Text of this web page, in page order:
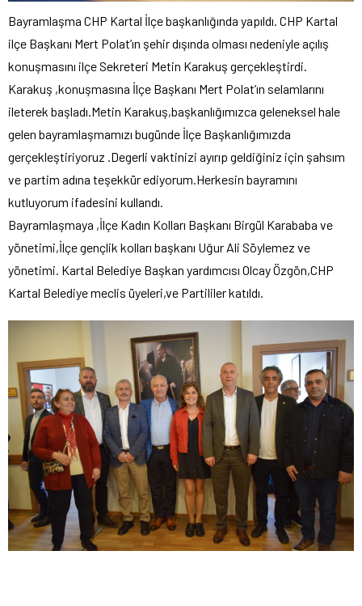
Bayramlaşma CHP Kartal İlçe başkanlığında yapıldı. CHP Kartal
ilçe Başkanı Mert Polat’ın şehir dışında olması nedeniyle açılış
konuşmasını ilçe Sekreteri Metin Karakuş gerçekleştirdi.
Karakuş ,konuşmasına İlçe Başkanı Mert Polat’ın selamlarını
ileterek başladı.Metin Karakuş,başkanlığımızca geleneksel hale
gelen bayramlaşmamızı bugünde İlçe Başkanlığımızda
gerçekleştiriyoruz .Degerli vaktinizi ayırıp geldiğiniz için şahsım
ve partim adına teşekkür ediyorum.Herkesin bayramını
kutluyorum ifadesini kullandı.
Bayramlaşmaya ,İlçe Kadın Kolları Başkanı Birgül Karababa ve
yönetimi,İlçe gençlik kolları başkanı Uğur Ali Söylemez ve
yönetimi. Kartal Belediye Başkan yardımcısı Olcay Özgön,CHP
Kartal Belediye meclis üyeleri,ve Partililer katıldı.